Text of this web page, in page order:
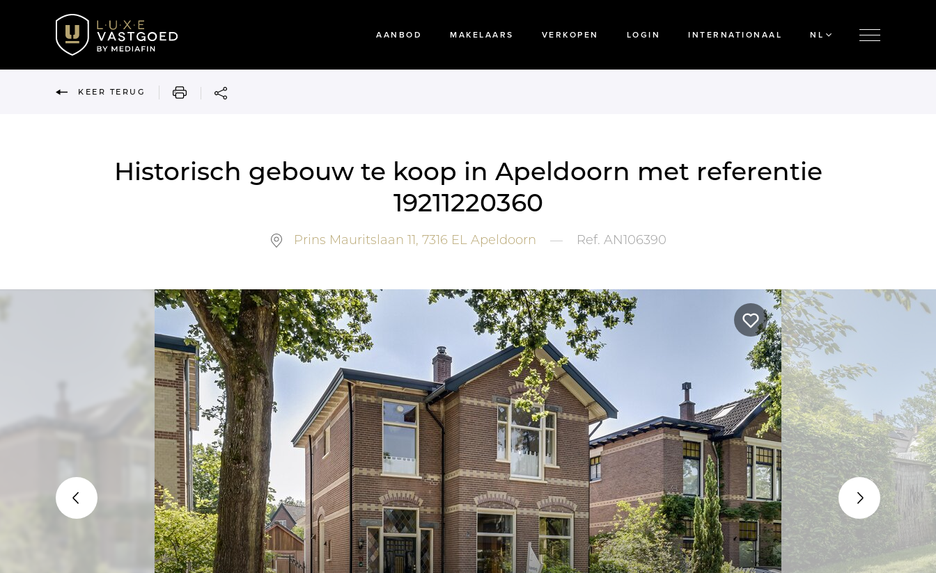
AANBOD MAKELAARS VERKOPEN LOGIN INTERNATIONAAL NL
KEER TERUG AFDRUKKEN
Historisch gebouw te koop in Apeldoorn met referentie
19211220360
Prins Mauritslaan 11, 7316 EL Apeldoorn — Ref. AN106390